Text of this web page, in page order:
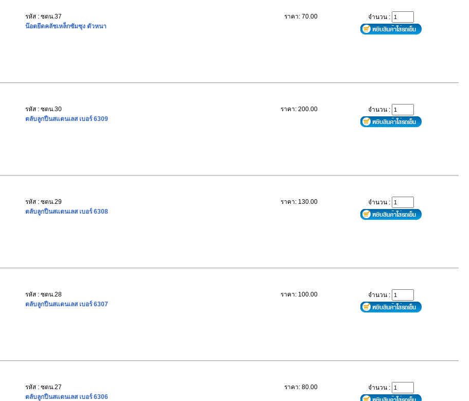
รหัส : ซตน.37
น๊อตยึดคลัชเหล็กซัมซุง ตัวหนา
ราคา: 70.00 จำนวน :
รหัส : ซตน.30
ตลับลูกปืนสแตนเลส เบอร์ 6309
ราคา: 200.00 จำนวน :
รหัส : ซตน.29
ตลับลูกปืนสแตนเลส เบอร์ 6308
ราคา: 130.00 จำนวน :
รหัส : ซตน.28
ตลับลูกปืนสแตนเลส เบอร์ 6307
ราคา: 100.00 จำนวน :
รหัส : ซตน.27
ตลับลูกปืนสแตนเลส เบอร์ 6306
ราคา: 80.00 จำนวน :